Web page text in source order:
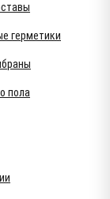
герметики
пола